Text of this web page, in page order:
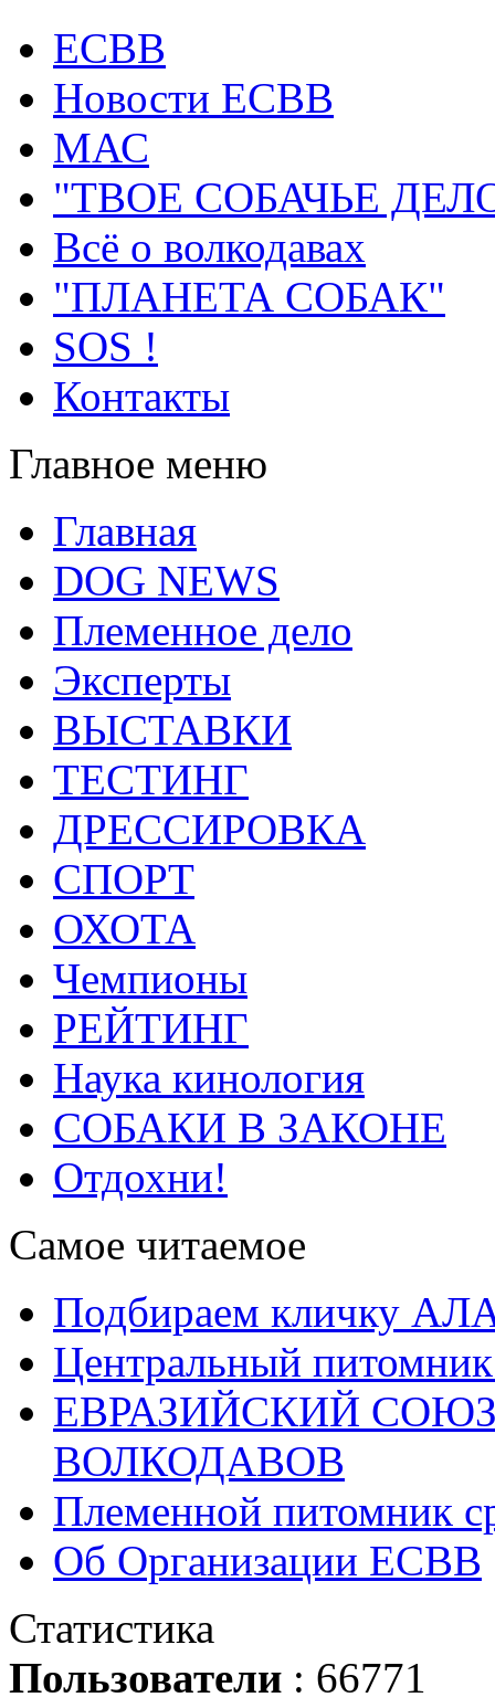
ECВB
Новости ЕСВВ
МАС
"ТВОЕ СОБАЧЬЕ
Всё о волкодавах
"ПЛАНЕТА СОБАК"
SOS !
Контакты
Главное меню
Главная
DOG NEWS
Племенное дело
Эксперты
ВЫСТАВКИ
ТЕСТИНГ
ДРЕССИРОВКА
СПОРТ
ОХОТА
Чемпионы
РЕЙТИНГ
Наука кинология
СОБАКИ В ЗАКОНЕ
Отдохни!
Самое читаемое
Подбираем кличку
Центральный
ЕВРАЗИЙСКИЙ
ВОЛКОДАВОВ
Племенной питомник
Об Организации ЕСВВ
Статистика
Пользователи : 66771